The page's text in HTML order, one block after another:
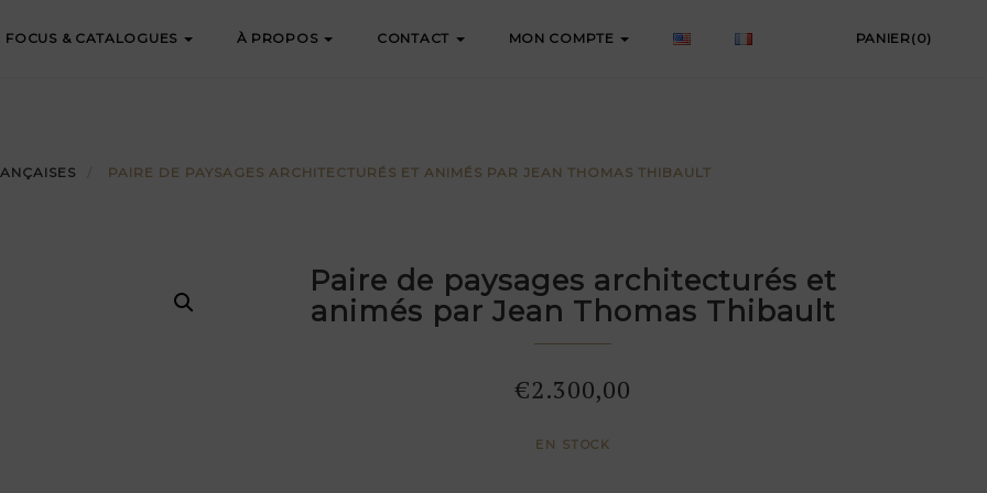
FOCUS & CATALOGUES À PROPOS CONTACT MON COMPTE PANIER(0)
PAIRE DE PAYSAGES ARCHITECTURÉS ET ANIMÉS PAR JEAN THOMAS THIBAULT
Paire de paysages architecturés et
animés par Jean Thomas Thibault
€2.300,00
EN STOCK